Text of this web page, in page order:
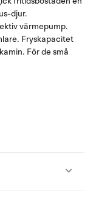
djur.
värmepump.
Fryskapacitet
För de små